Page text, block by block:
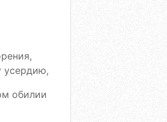
усердию,
обилии